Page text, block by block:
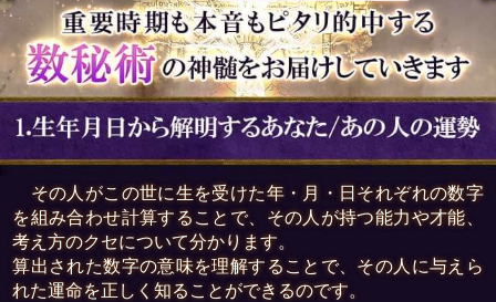
その人がこの世に生を受けた年・月・日それぞれの数字
を組み合わせ計算することで、その人が持つ能力や才能、
考え方のクセについて分かります。
算出された数字の意味を理解することで、その人に与えら
れた運命を正しく知ることができるのです。